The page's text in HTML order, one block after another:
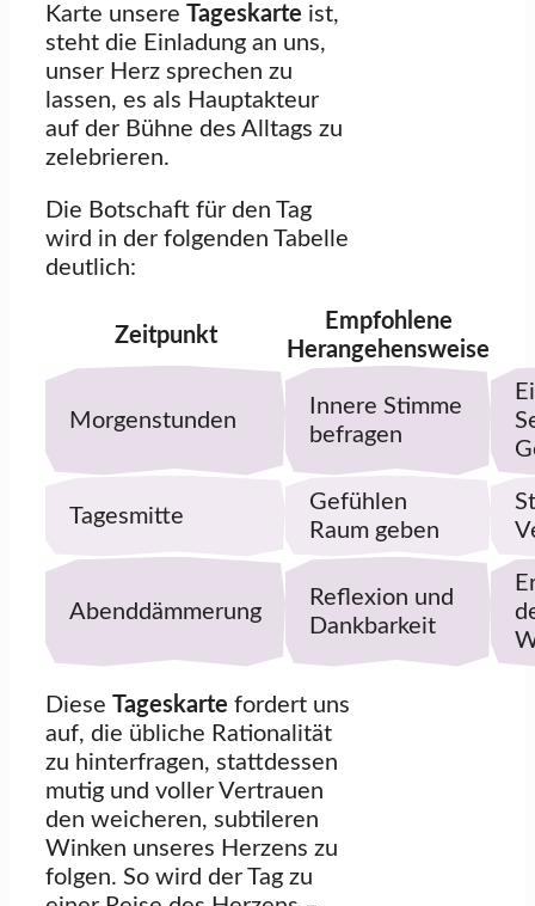
Karte unsere Tageskarte ist,
steht die Einladung an uns,
unser Herz sprechen zu
lassen, es als Hauptakteur
auf der Bühne des Alltags zu
zelebrieren.
Die Botschaft für den Tag
wird in der folgenden Tabelle
deutlich:
Zeitpunkt
Empfohlene
Herangehensweise
Morgenstunden
Innere Stimme
befragen
Tagesmitte
Gefühlen
Raum geben
Abenddämmerung
Reflexion und
Dankbarkeit
Diese Tageskarte fordert uns
auf, die übliche Rationalität
zu hinterfragen, stattdessen
mutig und voller Vertrauen
den weicheren, subtileren
Winken unseres Herzens zu
folgen. So wird der Tag zu